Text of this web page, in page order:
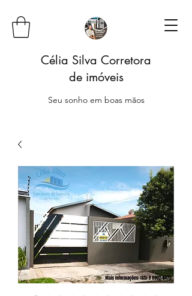
Célia Silva Corretora
de imóveis
Seu sonho em boas mãos